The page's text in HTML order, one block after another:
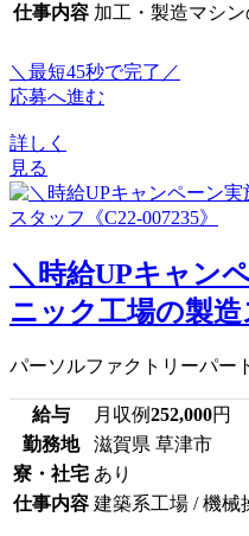
仕事内容 加工・製造マシ
＼最短45秒で完了／
応募へ進む
詳しく
見る
＼時給UPキャン
ニック工場の製造
パーソルファクトリーパー
給与 月収例252,000円
勤務地
滋賀県 草津市
寮・社宅 あり
仕事内容 建築系工場 / 機械